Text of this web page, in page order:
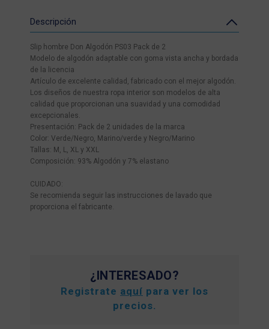
Descripción
Slip hombre Don Algodón PS03 Pack de 2
Modelo de algodón adaptable con goma vista ancha y bordada
de la licencia
Artículo de excelente calidad, fabricado con el mejor algodón.
Los diseños de nuestra ropa interior son modelos de alta
calidad que proporcionan una suavidad y una comodidad
excepcionales.
Presentación: Pack de 2 unidades de la marca
Color: Verde/Negro, Marino/verde y Negro/Marino
Tallas: M, L, XL y XXL
Composición: 93% Algodón y 7% elastano
CUIDADO:
Se recomienda seguir las instrucciones de lavado que
proporciona el fabricante.
¿INTERESADO?
Registrate aquí para ver los
precios.